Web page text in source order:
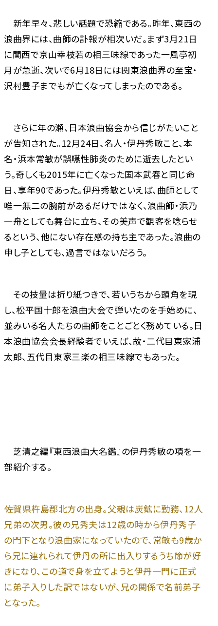
新年早々、悲しい話題で恐縮である。昨年、東西の
浪曲界には、曲師の訃報が相次いだ。まず3月21日
に関西で京山幸枝若の相三味線であった一風亭初
月が急逝、次いで6月18日には関東浪曲界の至宝・
沢村豊子までもが亡くなってしまったのである。
さらに年の瀬、日本浪曲協会から信じがたいこと
が告知された。12月24日、名人・伊丹秀敏こと、本
名・浜本常敏が誤嚥性肺炎のために逝去したとい
う。奇しくも2015年に亡くなった国本武春と同じ命
日、享年90であった。伊丹秀敏といえば、曲師として
唯一無二の腕前があるだけではなく、浪曲師・浜乃
一舟としても舞台に立ち、その美声で観客を唸らせ
るという、他にない存在感の持ち主であった。浪曲の
申し子としても、過言ではないだろう。
その技量は折り紙つきで、若いうちから頭角を現
し、松平国十郎を浪曲大会で弾いたのを手始めに、
並みいる名人たちの曲師をことごとく務めている。日
本浪曲協会会長経験者でいえば、故・二代目東家浦
太郎、五代目東家三楽の相三味線でもあった。
芝清之編『東西浪曲大名鑑』の伊丹秀敏の項を一
部紹介する。
――佐賀県杵島郡北方の出身。父親は炭鉱に勤務、12人
兄弟の次男。彼の兄秀夫は12歳の時から伊丹秀子
の門下となり浪曲家になっていたので、常敏も9歳か
ら兄に連れられて伊丹の所に出入りするうち節が好
きになり、この道で身を立てようと伊丹一門に正式
に弟子入りした訳ではないが、兄の関係で名前弟子
となった。